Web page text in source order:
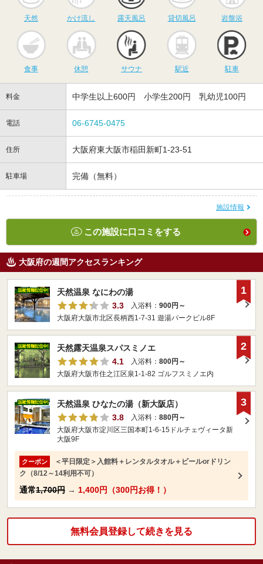
天然 かけ流し 露天風呂 貸切風呂 岩盤浴
食事 休憩
サウナ
サウナ 駅近 駐車
料金 中学生以上600円 小学生200円 乳幼児100円
電話 06-6745-0475
住所 大阪府東大阪市稲田新町1‐23‐51
駐車場 完備（無料）
施設情報
この施設に口コミをする
大阪府の週間アクセスランキング
天然温泉 なにわの湯
3.3
入浴料： 900円～
大阪府大阪市北区長柄西1-7-31 遊湯パークビル8F
1
天然露天温泉スパスミノエ
4.1
入浴料： 800円～
大阪府大阪市住之江区泉1-1-82 ゴルフスミノエ内
2
天然温泉 ひなたの湯（新大阪店）
3.8
入浴料： 880円～
大阪府大阪市淀川区三国本町1-6-15ドルチェヴィータ新
大阪9F
クーポン
＜平日限定＞入館料＋レンタルタオル＋ビールorドリン
ク（8/12～14利用不可）
通常1,700円 → 1,400円（300円お得！）
3
無料会員登録して続きを見る